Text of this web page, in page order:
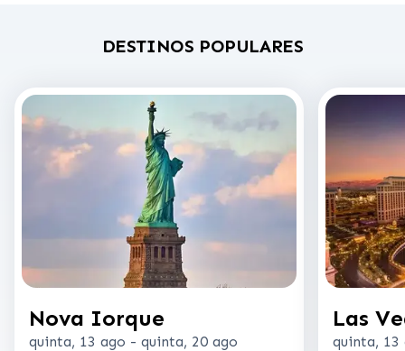
DESTINOS POPULARES
Nova Iorque
quinta, 13 ago - quinta, 20 ago
Las
quinta, 13